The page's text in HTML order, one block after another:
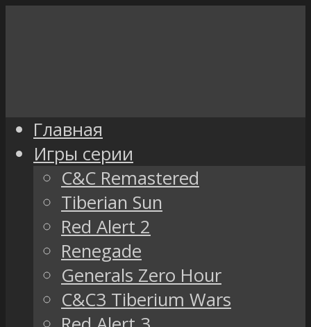
Главная
Игры серии
C&C Remastered
Tiberian Sun
Red Alert 2
Renegade
Generals Zero Hour
C&C3 Tiberium Wars